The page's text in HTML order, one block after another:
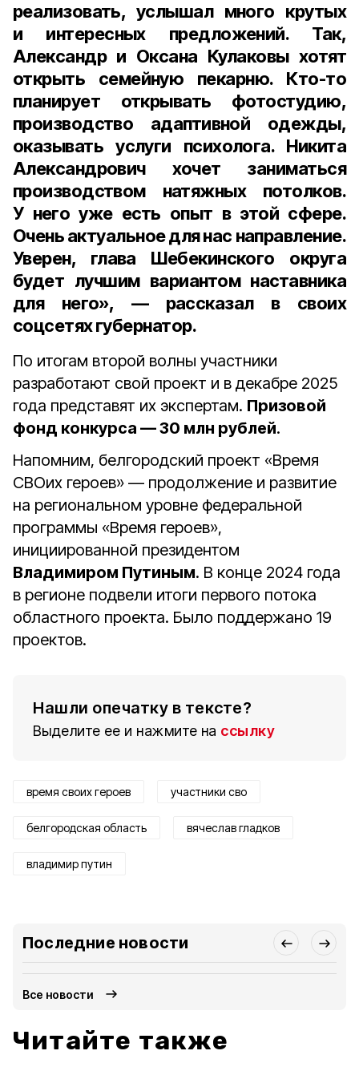
реализовать, услышал много крутых
и интересных предложений. Так,
Александр и Оксана Кулаковы хотят
открыть семейную пекарню. Кто-то
планирует открывать фотостудию,
производство адаптивной одежды,
оказывать услуги психолога. Никита
Александрович хочет заниматься
производством натяжных потолков.
У него уже есть опыт в этой сфере.
Очень актуальное для нас направление.
Уверен, глава Шебекинского округа
будет лучшим вариантом наставника
для него», — рассказал в своих
соцсетях губернатор.
По итогам второй волны участники
разработают свой проект и в декабре 2025
года представят их экспертам. Призовой
фонд конкурса — 30 млн рублей.
Напомним, белгородский проект «Время
СВОих героев» — продолжение и развитие
на региональном уровне федеральной
программы «Время героев»,
инициированной президентом
Владимиром Путиным. В конце 2024 года
в регионе подвели итоги первого потока
областного проекта. Было поддержано 19
проектов.
Нашли опечатку в тексте?
Выделите ее и нажмите на ссылку
время своих героев участники сво
белгородская область вячеслав гладков
владимир путин
Последние новости
Все новости
Читайте также